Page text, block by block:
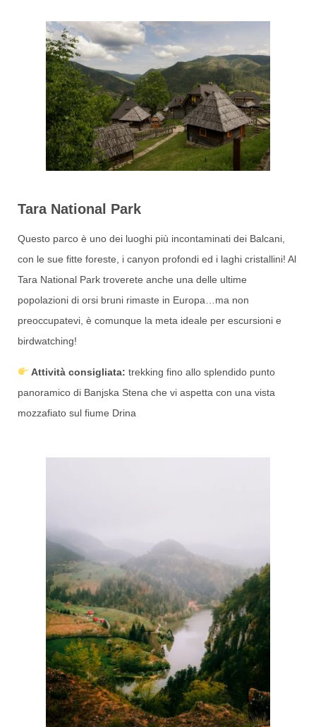
Tara National Park
Questo parco è uno dei luoghi più incontaminati dei Balcani,
con le sue fitte foreste, i canyon profondi ed i laghi cristallini! Al
Tara National Park troverete anche una delle ultime
popolazioni di orsi bruni rimaste in Europa…ma non
preoccupatevi, è comunque la meta ideale per escursioni e
birdwatching!
Attività consigliata: trekking fino allo splendido punto
panoramico di Banjska Stena che vi aspetta con una vista
mozzafiato sul fiume Drina